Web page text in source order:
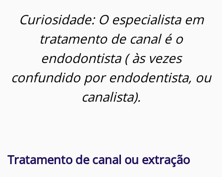
Curiosidade: O especialista em
tratamento de canal é o
endodontista ( às vezes
confundido por endodentista, ou
canalista).
Tratamento de canal ou extração